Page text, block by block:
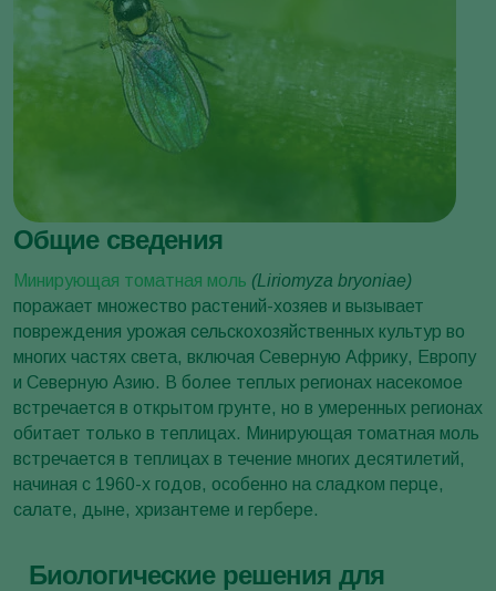
Общие сведения
Минирующая томатная моль (Liriomyza bryoniae)
поражает множество растений-хозяев и вызывает
повреждения урожая сельскохозяйственных культур во
многих частях света, включая Северную Африку, Европу
и Северную Азию. В более теплых регионах насекомое
встречается в открытом грунте, но в умеренных регионах
обитает только в теплицах. Минирующая томатная моль
встречается в теплицах в течение многих десятилетий,
начиная с 1960-х годов, особенно на сладком перце,
салате, дыне, хризантеме и гербере.
Биологические решения для